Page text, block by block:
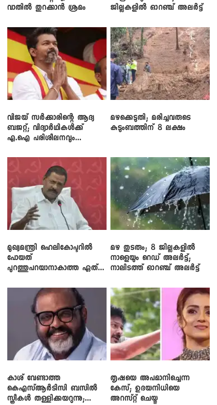
വാതിൽ തുറക്കാൻ ശ്രമം
ജില്ലകളിൽ ഓറഞ്ച് അലർട്ട്
വിജയ് സർക്കാരിന്റെ ആദ്യ
ബജറ്റ്; വിദ്യാർഥികൾക്ക്
എ.ഐ പരിശീലനവും
മഴക്കെടുതി; മരിച്ചവരുടെ
കുടുംബത്തിന് 8 ലക്ഷം
മുഖ്യമന്ത്രി ഹെലികോപ്ടറിൽ
പോയത്
പുറത്തുപറയാനാകാത്ത ഏത്
മഴ തുടരും; 8 ജില്ലകളിൽ
നാളെയും റെഡ് അലർട്ട്;
നാലിടത്ത് ഓറഞ്ച് അലർട്ട്
കാശ് വേണ്ടാത്ത
കെഎസ്ആർടിസി ബസിൽ
സ്ത്രീകൾ തള്ളിക്കയറുന്നു;
തൃഷയെ അപമാനിച്ചെന്ന
കേസ്; ഉദയനിധിയെ
അറസ്റ്റ് ചെയ്തു